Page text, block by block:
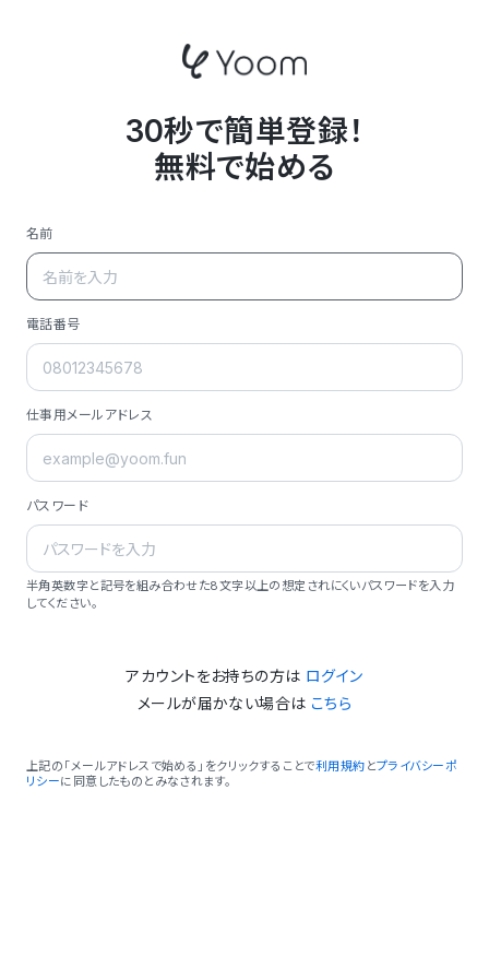
30秒で簡単登録！
無料で始める
名前
電話番号
仕事用メールアドレス
パスワード
半角英数字と記号を組み合わせた8文字以上の想定されにくいパスワードを入力
してください。
アカウントをお持ちの方は ログイン
メールが届かない場合は こちら
上記の「メールアドレスで始める」をクリックすることで利用規約 とプライバシーポ
リシーに同意したものとみなされます。